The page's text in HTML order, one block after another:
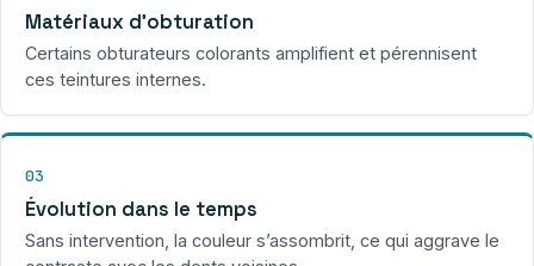
Matériaux d’obturation
Certains obturateurs colorants amplifient et pérennisent
ces teintures internes.
03
Évolution dans le temps
Sans intervention, la couleur s’assombrit, ce qui aggrave le